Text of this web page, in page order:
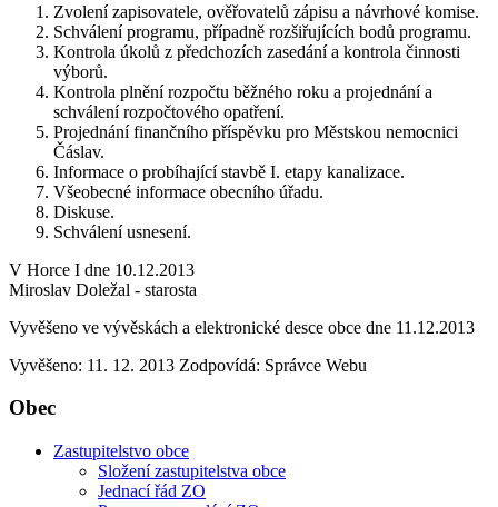
Zvolení zapisovatele, ověřovatelů zápisu a návrhové komise.
Schválení programu, případně rozšiřujících bodů programu.
Kontrola úkolů z předchozích zasedání a kontrola činnosti
výborů.
Kontrola plnění rozpočtu běžného roku a projednání a
schválení rozpočtového opatření.
Projednání finančního příspěvku pro Městskou nemocnici
Čáslav.
Informace o probíhající stavbě I. etapy kanalizace.
Všeobecné informace obecního úřadu.
Diskuse.
Schválení usnesení.
V Horce I dne 10.12.2013
Miroslav Doležal - starosta
Vyvěšeno ve vývěskách a elektronické desce obce dne 11.12.2013
Vyvěšeno: 11. 12. 2013 Zodpovídá: Správce Webu
Obec
Zastupitelstvo obce
Složení zastupitelstva obce
Jednací řád ZO